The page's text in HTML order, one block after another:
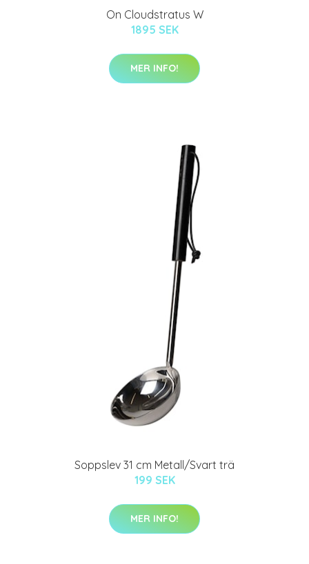
On Cloudstratus W
1895 SEK
MER INFO!
Soppslev 31 cm Metall/Svart trä
199 SEK
MER INFO!